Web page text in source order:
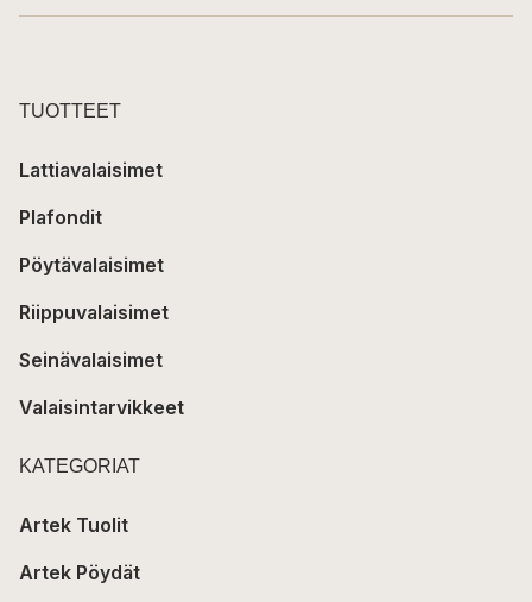
TUOTTEET
Lattiavalaisimet
Plafondit
Pöytävalaisimet
Riippuvalaisimet
Seinävalaisimet
Valaisintarvikkeet
KATEGORIAT
Artek Tuolit
Artek Pöydät